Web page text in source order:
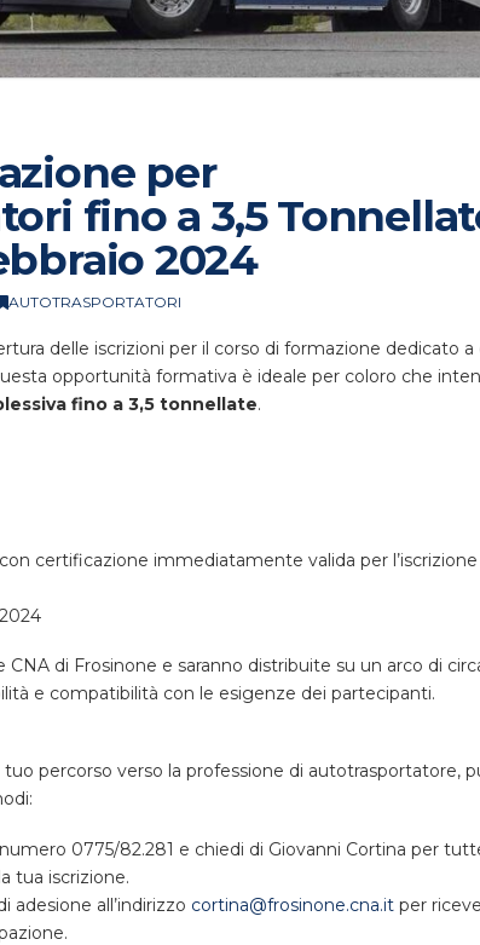
per
fino a 3,5
2024
AUTOTRASPORTATORI
delle iscrizioni per il corso di formazione dedicato a
opportunità formativa è ideale per coloro che
fino a 3,5 tonnellate.
certificazione immediatamente valida per l’iscrizione
CNA di Frosinone e saranno distribuite su un arco di
e compatibilità con le esigenze dei partecipanti.
percorso verso la professione di autotrasportatore,
0775/82.281 e chiedi di Giovanni Cortina per
tua iscrizione.
adesione all’indirizzo cortina@frosinone.cna.itper